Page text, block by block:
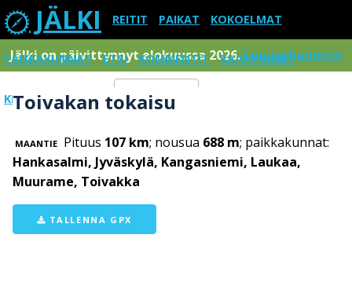
JÄLKI REITIT PAIKAT KOKOELMAT
PAIKKAKUNNAT ETSI KOMMENTIT RAJOITUKSET
KIRJAUDU SISÄÄN Menu
Jälki on päivittynnyt elokuussa 2026.Lue tarkemmin
Toivakan tokaisu
MAANTIE Pituus 107 km; nousua 688 m; paikkakunnat:
Hankasalmi, Jyväskylä, Kangasniemi, Laukaa,
Muurame, Toivakka
TALLENNA GPX